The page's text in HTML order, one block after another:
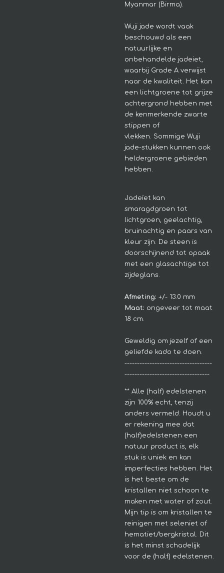
Myanmar (Birma).
Wuji jade wordt vaak
beschouwd als een
natuurlijke en
onbehandelde jadeiet,
waarbij Grade A verwijst
naar de kwaliteit. Het kan
een lichtgroene tot grijze
achtergrond hebben met
de kenmerkende zwarte
stippen of
vlekken. Sommige Wuji
jade-stukken kunnen ook
heldergroene gebieden
hebben.
Jadeïet kan
smaragdgroen tot
lichtgroen, geelachtig,
bruinachtig en paars van
kleur zijn. De steen is
doorschijnend tot opaak
met een glasachtige tot
zijdeglans.
Afmeting: +/- 13.0 mm
Maat: ongeveer tot maat
18 cm.
Geweldig om jezelf of een
geliefde kado te doen.
-----------------------------------
----------------------------------
** Alle (half) edelstenen
zijn 100% echt, tenzij
anders vermeld. Houdt u
er rekening mee dat
(half)edelstenen een
natuur product is, elk
stuk is uniek en kan
imperfecties hebben.
Het
is het beste om de
kristallen niet schoon te
maken met water of zout.
Mijn tip is om kristallen te
reinigen met seleniet of
hematiet/bergkristal. Dit
is het minst schadelijk
voor de (half) edelstenen.